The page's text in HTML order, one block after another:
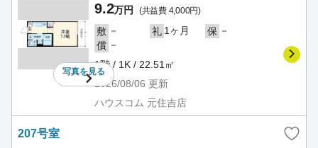
写真を見る
9.2万円 (共益費 4,000円)
敷 － 礼 1ヶ月 保 －
償 －
1階 / 1K / 22.51㎡
2026/08/06 更新
ハウスコム 元住吉店
207号室